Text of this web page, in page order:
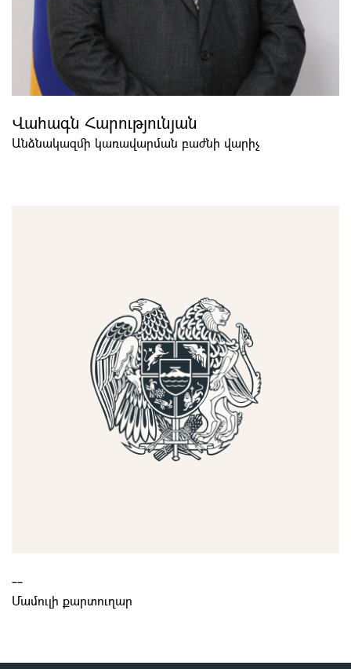
Վահագն Հարությունյան
Անձնակազմի կառավարման բաժնի վարիչ
--
Մամուլի քարտուղար